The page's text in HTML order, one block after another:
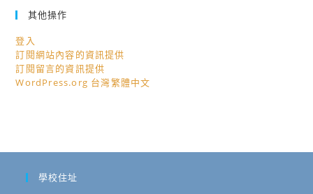
其他操作
登入
訂閱網站內容的資訊提供
訂閱留言的資訊提供
WordPress.org 台灣繁體中文
學校住址